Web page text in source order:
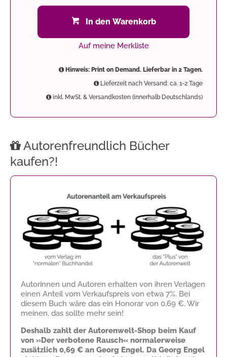
In den Warenkorb
Auf meine Merkliste
Hinweis: Print on Demand. Lieferbar in 2 Tagen.
Lieferzeit nach Versand: ca. 1-2 Tage
inkl. MwSt. & Versandkosten (innerhalb Deutschlands)
Autorenfreundlich Bücher
kaufen?!
Autorinnen und Autoren erhalten von ihren Verlagen
einen Anteil vom Verkaufspreis von etwa 7%. Bei
diesem Buch wäre das ein Honorar von 0,69 €. Wir
meinen, das sollte mehr sein!
Deshalb zahlt der Autorenwelt-Shop beim Kauf
von »Der verbotene Rausch« normalerweise
zusätzlich 0,69 € an Georg Engel. Da Georg Engel